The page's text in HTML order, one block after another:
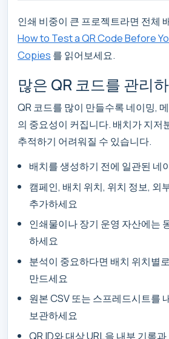
인쇄 비중이 큰 프로젝트라면 전체
How to Test a QR Code Before
Copies 를 읽어보세요.
많은 QR 코드를 관리
QR 코드를 많이 만들수록 네이밍,
의 중요성이 커집니다. 배치가 지저
추적하기 어려워질 수 있습니다.
배치를 생성하기 전에 일관된 네
캠페인, 배치 위치, 위치 정보, 외
추가하세요
인쇄물이나 장기 운영 자산에는
하세요
분석이 중요하다면 배치 위치별
만드세요
원본 CSV 또는 스프레드시트를
보관하세요
QR ID와 대상 URL을 내부 기록